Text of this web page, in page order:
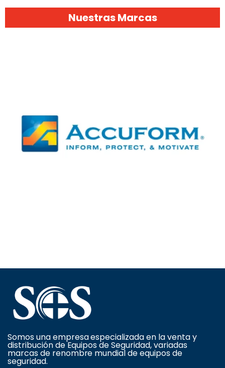
Nuestras Marcas
Somos una empresa especializada en la venta y
distribución de Equipos de Seguridad, variadas
marcas de renombre mundial de equipos de
seguridad.